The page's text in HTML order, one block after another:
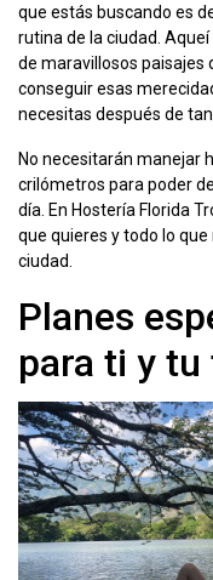
que estás buscando es
rutina de la ciudad.
de maravillosos paisajes
conseguir esas
necesitas después de
No necesitarán manejar
crilómetros para poder
día. En Hostería Florida
que quieres y todo lo
ciudad.
Planes
para ti y